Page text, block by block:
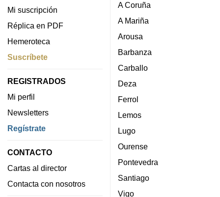
Mi suscripción
Réplica en PDF
Hemeroteca
Suscríbete
REGISTRADOS
Mi perfil
Newsletters
Regístrate
CONTACTO
Cartas al director
Contacta con nosotros
A Coruña
A Mariña
Arousa
Barbanza
Carballo
Deza
Ferrol
Lemos
Lugo
Ourense
Pontevedra
Santiago
Vigo